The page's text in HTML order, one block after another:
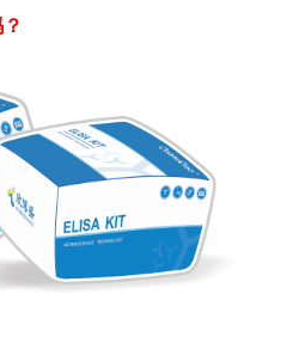
新品发布